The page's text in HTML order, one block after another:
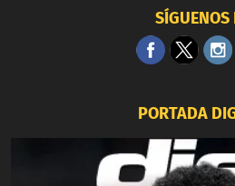
SÍGUENOS
PORTADA